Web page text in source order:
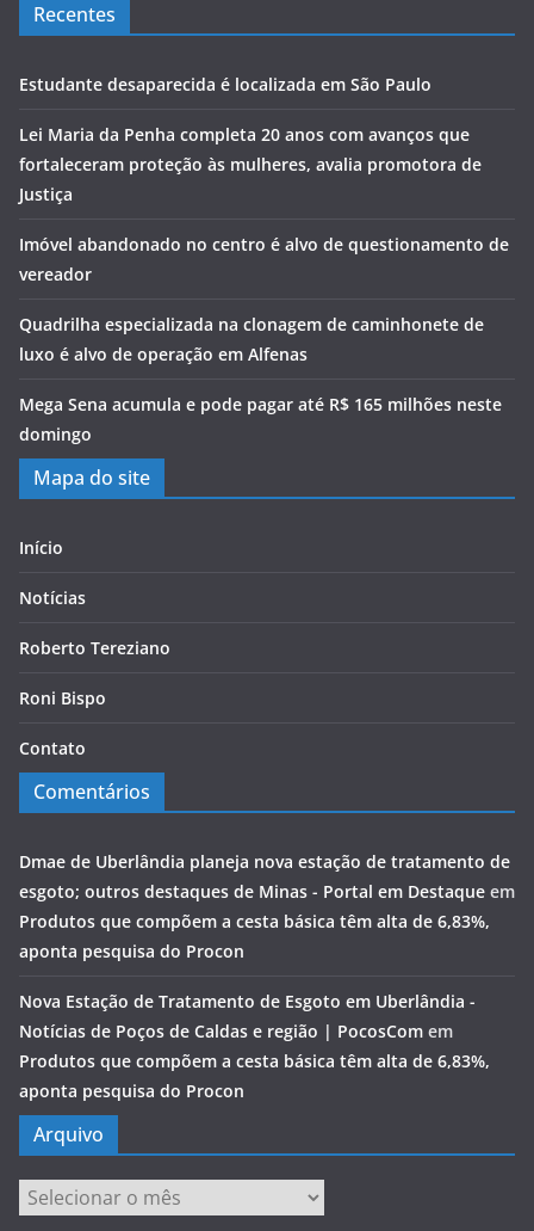
Recentes
Estudante desaparecida é localizada em São Paulo
Lei Maria da Penha completa 20 anos com avanços que
fortaleceram proteção às mulheres, avalia promotora de
Justiça
Imóvel abandonado no centro é alvo de questionamento de
vereador
Quadrilha especializada na clonagem de caminhonete de
luxo é alvo de operação em Alfenas
Mega Sena acumula e pode pagar até R$ 165 milhões neste
domingo
Mapa do site
Início
Notícias
Roberto Tereziano
Roni Bispo
Contato
Comentários
Dmae de Uberlândia planeja nova estação de tratamento de
esgoto; outros destaques de Minas - Portal em Destaque em
Produtos que compõem a cesta básica têm alta de 6,83%,
aponta pesquisa do Procon
Nova Estação de Tratamento de Esgoto em Uberlândia -
Notícias de Poços de Caldas e região | PocosCom em
Produtos que compõem a cesta básica têm alta de 6,83%,
aponta pesquisa do Procon
Arquivo
Arquivo